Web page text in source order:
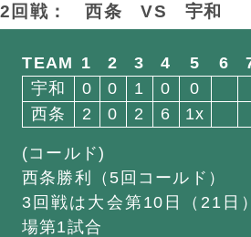
2回戦： 西条VS 宇和
TEAM 1 2 3 4 5 6
宇和
0 0 1 0 0
西条
2 0 2 6 1x
(コールド)
西条勝利（5回コールド）
3回戦は大会第10日（21日
場第1試合